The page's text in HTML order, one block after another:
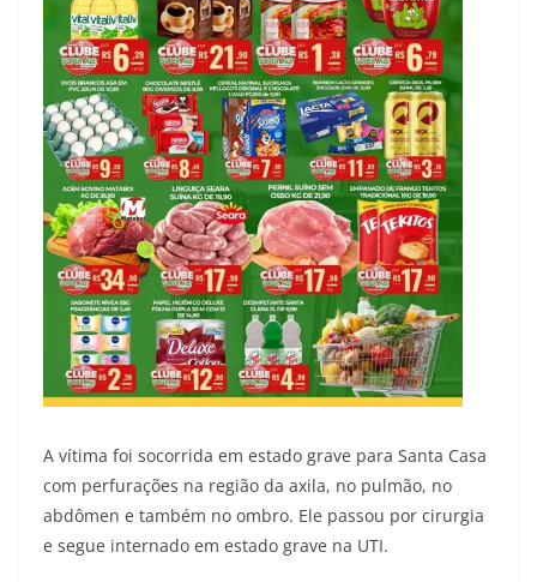
A vítima foi socorrida em estado grave para Santa Casa
com perfurações na região da axila, no pulmão, no
abdômen e também no ombro. Ele passou por cirurgia
e segue internado em estado grave na UTI.